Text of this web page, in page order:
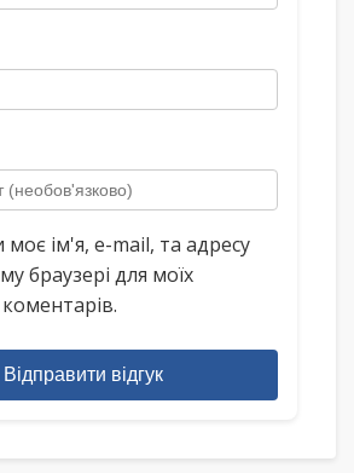
моє ім'я, e-mail, та адресу
браузері для моїх
Відправити відгук